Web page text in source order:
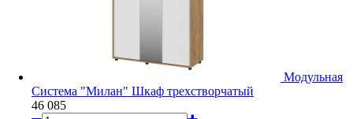
Модульная
Система "Милан" Шкаф трехстворчатый
46 085